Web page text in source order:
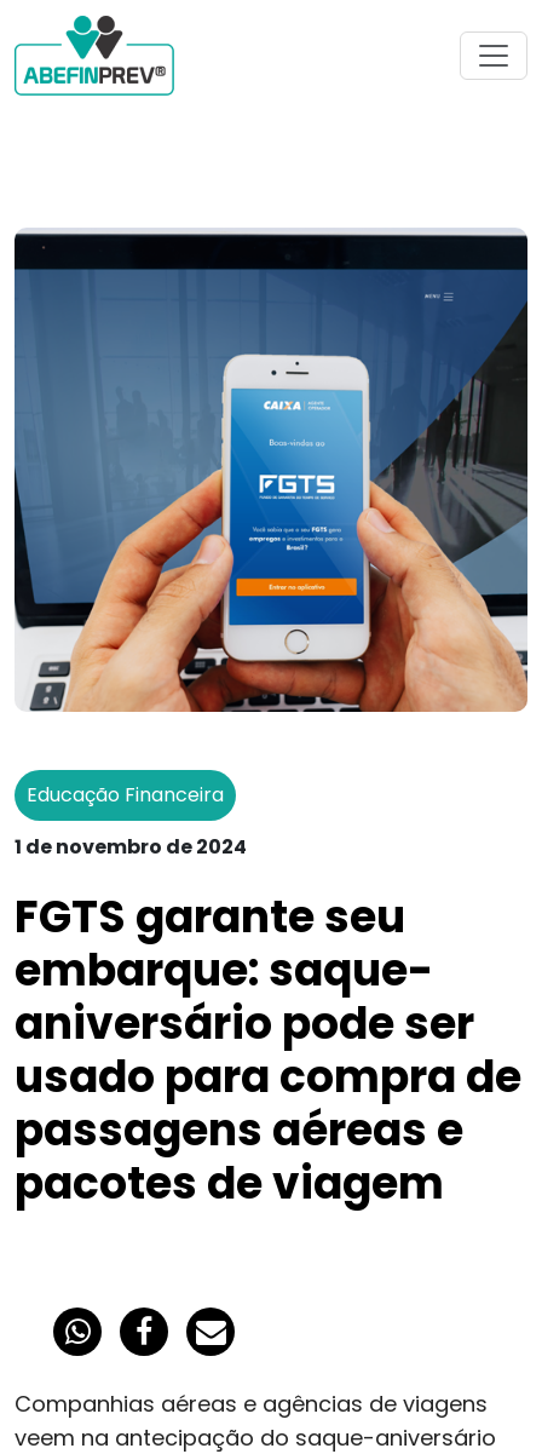
Educação Financeira
1 de novembro de 2024
FGTS garante seu
embarque: saque-
aniversário pode ser
usado para compra de
passagens aéreas e
pacotes de viagem
Companhias aéreas e agências de viagens
veem na antecipação do saque-aniversário